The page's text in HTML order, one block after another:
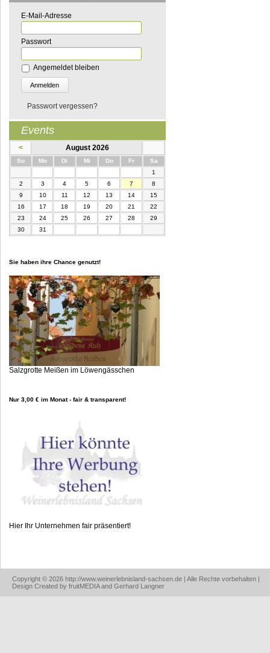
E-Mail-Adresse
Passwort
Angemeldet bleiben
Passwort vergessen?
Events
< August 2026
SonntagMontag Di enstagMittwochDonnerstag
Freitag Samstag
1
2
3 4 5 6 7
8
9
10 11 12 13 14
15
16
17 18 19 20 21
22
23
24 25 26 27 28
29
30
31
Sie haben ihre Chance genutzt!
Salzgrotte Meißen im Löwengässchen
Nur 3,00 € im Monat - fair & transparent!
Hier Ihr Unternehmen fair präsentiert!
Copyright © 2026 http://www.weinerlebnisland-sachsen.de | Alle Rechte vorbehalten |
Design Created by fruitMEDIA and Gerhard Langner